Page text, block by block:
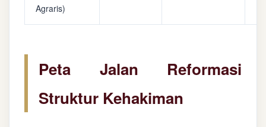
Agraris)
Peta Jalan Reformasi
Struktur Kehakiman